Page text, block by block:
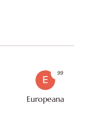
E
Europeana
99